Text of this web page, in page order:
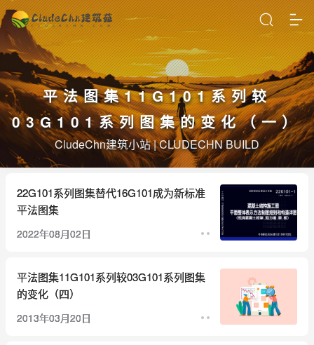
平法图集11G101系列较
03G101系列图集的变化（一）
CludeChn建筑小站 | CLUDECHN BUILD
22G101系列图集替代16G101成为新标准
平法图集
2022年08月02日
平法图集11G101系列较03G101系列图集
的变化（四）
2013年03月20日